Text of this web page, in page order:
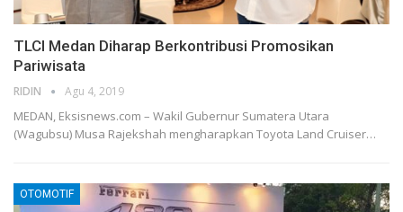
TLCI Medan Diharap Berkontribusi Promosikan
Pariwisata
RIDIN Agu 4, 2019
MEDAN, Eksisnews.com – Wakil Gubernur Sumatera Utara
(Wagubsu) Musa Rajekshah mengharapkan Toyota Land Cruiser…
OTOMOTIF